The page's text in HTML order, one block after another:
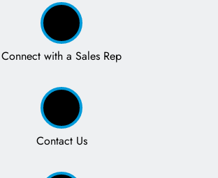
Connect with a Sales Rep
Contact Us